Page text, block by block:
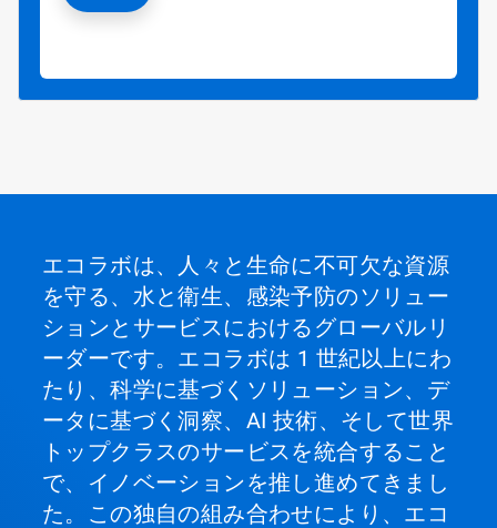
エコラボは、人々と生命に不可欠な資源
を守る、水と衛生、感染予防のソリュー
ションとサービスにおけるグローバルリ
ーダーです。エコラボは 1 世紀以上にわ
たり、科学に基づくソリューション、デ
ータに基づく洞察、AI 技術、そして世界
トップクラスのサービスを統合すること
で、イノベーションを推し進めてきまし
た。この独自の組み合わせにより、エコ